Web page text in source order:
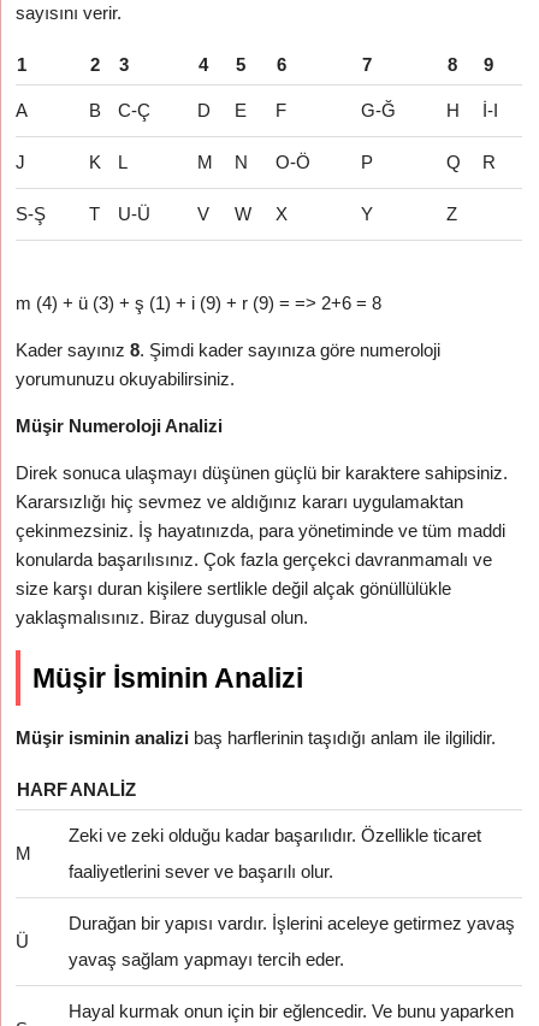
sayısını verir.
1 2 3 4 5 6 7 8 9
A B C-Ç D E F G-Ğ H İ-I
J K L M N O-Ö P Q R
S-Ş T U-Ü V W X Y Z
m (4) + ü (3) + ş (1) + i (9) + r (9) = => 2+6 = 8
Kader sayınız8. Şimdi kader sayınıza göre numeroloji
yorumunuzu okuyabilirsiniz.
Müşir Numeroloji Analizi
Direk sonuca ulaşmayı düşünen güçlü bir karaktere sahipsiniz.
Kararsızlığı hiç sevmez ve aldığınız kararı uygulamaktan
çekinmezsiniz. İş hayatınızda, para yönetiminde ve tüm maddi
konularda başarılısınız. Çok fazla gerçekci davranmamalı ve
size karşı duran kişilere sertlikle değil alçak gönüllülükle
yaklaşmalısınız. Biraz duygusal olun.
Müşir İsminin Analizi
Müşir isminin analizi baş harflerinin taşıdığı anlam ile ilgilidir.
HARFANALIZ
M
Zeki ve zeki olduğu kadar başarılıdır. Özellikle ticaret
faaliyetlerini sever ve başarılı olur.
Ü
Durağan bir yapısı vardır. İşlerini aceleye getirmez yavaş
yavaş sağlam yapmayı tercih eder.
Hayal kurmak onun için bir eğlencedir. Ve bunu yaparken